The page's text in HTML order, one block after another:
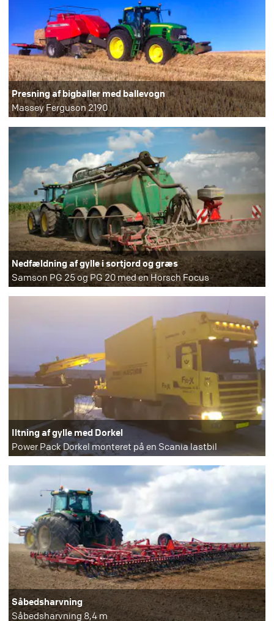
Presning af bigballer med ballevogn
Massey Ferguson 2190
Nedfældning af gylle i sortjord og græs
Samson PG 25 og PG 20 med en Horsch Focus
Iltning af gylle med Dorkel
Power Pack Dorkel monteret på en Scania lastbil
Såbedsharvning
Såbedsharvning 8,4 m